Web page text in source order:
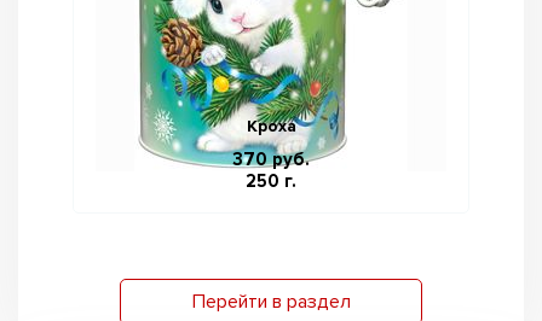
Кроха
370 руб.
250 г.
Перейти в раздел